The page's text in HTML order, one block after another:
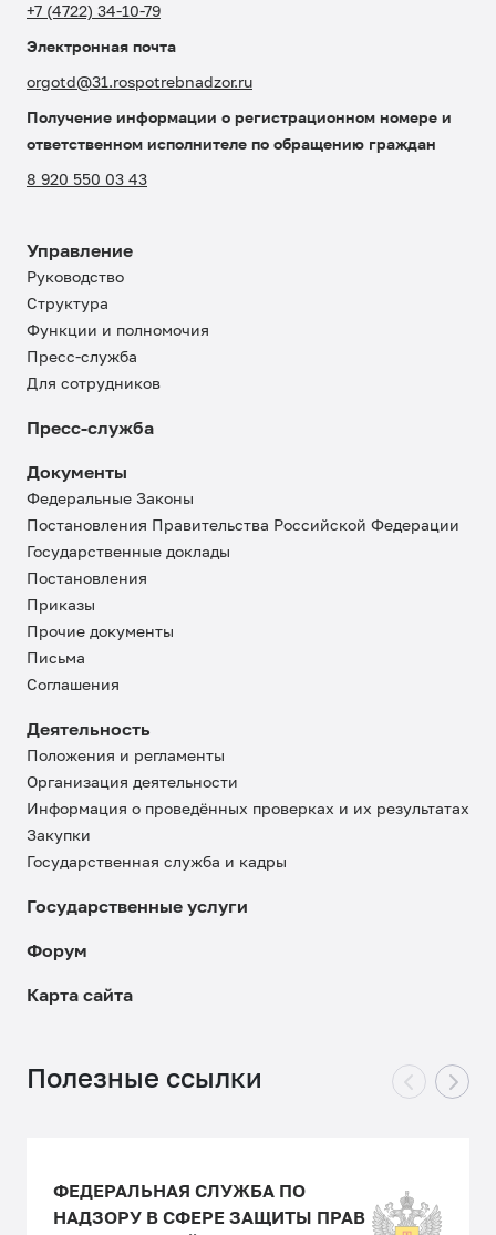
+7 (4722) 34-10-79
Электронная почта
orgotd@31.rospotrebnadzor.ru
Получение информации о регистрационном номере и
ответственном исполнителе по обращению граждан
8 920 550 03 43
Управление
Руководство
Структура
Функции и полномочия
Пресс-служба
Для сотрудников
Пресс-служба
Документы
Федеральные Законы
Постановления Правительства Российской Федерации
Государственные доклады
Постановления
Приказы
Прочие документы
Письма
Соглашения
Деятельность
Положения и регламенты
Организация деятельности
Информация о проведённых проверках и их результатах
Закупки
Государственная служба и кадры
Государственные услуги
Форум
Карта сайта
Полезные ссылки
ФЕДЕРАЛЬНАЯ СЛУЖБА ПО
НАДЗОРУ В СФЕРЕ ЗАЩИТЫ ПРАВ